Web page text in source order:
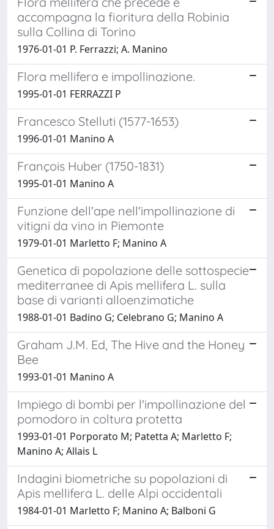
accompagna la fioritura della Robinia
sulla Collina di Torino
1976-01-01 P. Ferrazzi; A. Manino
Flora mellifera e impollinazione.
1995-01-01 FERRAZZI P
Francesco Stelluti (1577-1653)
1996-01-01 Manino A
François Huber (1750-1831)
1995-01-01 Manino A
Funzione dell'ape nell'impollinazione di
vitigni da vino in Piemonte
1979-01-01 Marletto F; Manino A
Genetica di popolazione delle sottospecie
mediterranee di Apis mellifera L. sulla
base di varianti alloenzimatiche
1988-01-01 Badino G; Celebrano G; Manino A
Graham J.M. Ed, The Hive and the Honey
Bee
1993-01-01 Manino A
Impiego di bombi per l'impollinazione del
pomodoro in coltura protetta
1993-01-01 Porporato M; Patetta A; Marletto F;
Manino A; Allais L
Indagini biometriche su popolazioni di
Apis mellifera L. delle Alpi occidentali
1984-01-01 Marletto F; Manino A; Balboni G